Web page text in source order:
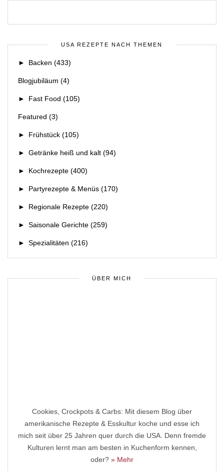
USA REZEPTE NACH THEMEN
► Backen (433)
Blogjubiläum (4)
► Fast Food (105)
Featured (3)
► Frühstück (105)
► Getränke heiß und kalt (94)
► Kochrezepte (400)
► Partyrezepte & Menüs (170)
► Regionale Rezepte (220)
► Saisonale Gerichte (259)
► Spezialitäten (216)
ÜBER MICH
Cookies, Crockpots & Carbs: Mit diesem Blog über
amerikanische Rezepte & Esskultur koche und esse ich
mich seit über 25 Jahren quer durch die USA. Denn fremde
Kulturen lernt man am besten in Kuchenform kennen,
oder? » Mehr